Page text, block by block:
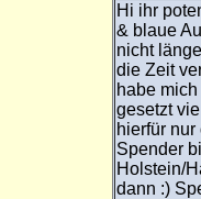
Hi ihr
& blaue
nicht
die Zeit
habe
gesetzt
hierfür
Spender
Holstein/
dann :)